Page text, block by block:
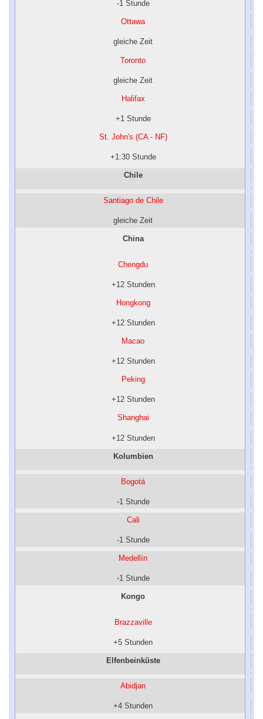
-1 Stunde
Ottawa
gleiche Zeit
Toronto
gleiche Zeit
Halifax
+1 Stunde
St. John's (CA - NF)
+1:30 Stunde
Chile
Santiago de Chile
gleiche Zeit
China
Chengdu
+12 Stunden
Hongkong
+12 Stunden
Macao
+12 Stunden
Peking
+12 Stunden
Shanghai
+12 Stunden
Kolumbien
Bogotá
-1 Stunde
Cali
-1 Stunde
Medellín
-1 Stunde
Kongo
Brazzaville
+5 Stunden
Elfenbeinküste
Abidjan
+4 Stunden